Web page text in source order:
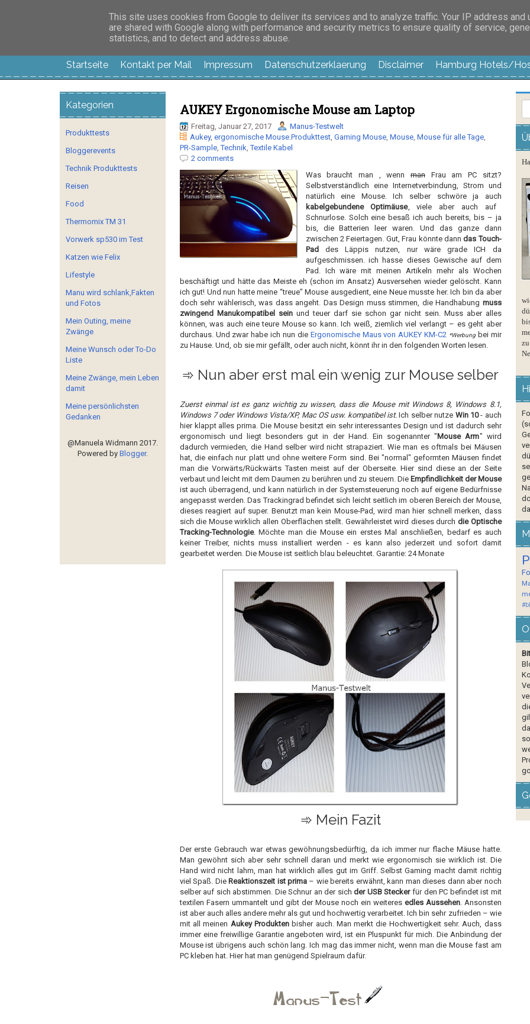
Manus Testwelt, alles außer langweilig
Startseite Kontakt per Mail Impressum Datenschutzerklaerung Disclaimer Hamburg Hotels/
AUKEY Ergonomische Mouse am Laptop
Freitag, Januar 27, 2017
Manus-Testwelt
Aukey, ergonomische Mouse.Produkttest, Gaming Mouse, Mouse, Mouse für alle Tage,
PR-Sample,Technik,Textile Kabel
2 comments
Was braucht man , wenn man Frau am PC sitzt?
Selbstverständlich eine Internetverbindung, Strom und
natürlich eine Mouse. Ich selber schwöre ja auch
kabelgebundene Optimäuse, viele aber auch auf
Schnurlose. Solch eine besaß ich auch bereits, bis – ja
bis, die Batterien leer waren. Und das ganze dann
zwischen 2 Feiertagen. Gut, Frau könnte danndas Touch-
Paddes Läppis nutzen, nur wäre grade ICH da
aufgeschmissen. ich hasse dieses Gewische auf dem
Pad. Ich wäre mit meinen Artikeln mehr als Wochen
beschäftigt und hätte das Meiste eh (schon im Ansatz) Ausversehen wieder gelöscht. Kann
ich gut! Und nun hatte meine “treue” Mouse ausgedient, eine Neue musste her. Ich bin da aber
doch sehr wählerisch, was dass angeht. Das Design muss stimmen, die Handhabung muss
zwingend Manukompatibel seinund teuer darf sie schon gar nicht sein. Muss aber alles
können, was auch eine teure Mouse so kann. Ich weiß, ziemlich viel verlangt – es geht aber
durchaus. Und zwar habe ich nun die Ergonomische Maus von AUKEY KM-C2 *Werbungbei mir
zu Hause. Und, ob sie mir gefällt, oder auch nicht, könnt ihr in den folgenden Worten lesen.
➾ Nun aber erst mal ein wenig zur Mouse selber
Zuerst einmal ist es ganz wichtig zu wissen, dass die Mouse mit Windows 8, Windows 8.1,
Windows 7 oder Windows Vista/XP, Mac OS usw. kompatibel ist. Ich selber nutze Win 10- auch
hier klappt alles prima. Die Mouse besitzt ein sehr interessantes Design und ist dadurch sehr
ergonomisch und liegt besonders gut in der Hand. Ein sogenannter " Mouse Arm" wird
dadurch vermieden, die Hand selber wird nicht strapaziert. Wie man es oftmals bei Mäusen
hat, die einfach nur platt und ohne weitere Form sind. Bei "normal" geformten Mäusen findet
man die Vorwärts/Rückwärts Tasten meist auf der Oberseite. Hier sind diese an der Seite
verbaut und leicht mit dem Daumen zu berühren und zu steuern. Die Empfindlichkeit der Mouse
ist auch überragend, und kann natürlich in der Systemsteuerung noch auf eigene Bedürfnisse
angepasst werden. Das Trackingrad befindet sich leicht seitlich im oberen Bereich der Mouse,
dieses reagiert auf super. Benutzt man kein Mouse-Pad, wird man hier schnell merken, dass
sich die Mouse wirklich allen Oberflächen stellt. Gewährleistet wird dieses durchdie Optische
Tracking-Technologie. Möchte man die Mouse ein erstes Mal anschließen, bedarf es auch
keiner Treiber, nichts muss installiert werden - es kann also jederzeit und sofort damit
gearbeitet werden. Die Mouse ist seitlich blau beleuchtet. Garantie: 24 Monate
➾ Mein Fazit
Der erste Gebrauch war etwas gewöhnungsbedürftig, da ich immer nur flache Mäuse hatte.
Man gewöhnt sich aber sehr schnell daran und merkt wie ergonomisch sie wirklich ist. Die
Hand wird nicht lahm, man hat wirklich alles gut im Griff. Selbst Gaming macht damit richtig
viel Spaß. Die Reaktionszeit ist prima – wie bereits erwähnt, kann man dieses dann aber noch
selber auf sich abstimmen. Die Schnur an der sichder USB Steckerfür den PC befindet ist mit
textilen Fasern ummantelt und gibt der Mouse noch ein weiteres edles Aussehen. Ansonsten
ist aber auch alles andere mehr als gut und hochwertig verarbeitet. Ich bin sehr zufrieden – wie
mit all meinen Aukey Produktenbisher auch. Man merkt die Hochwertigkeit sehr. Auch, dass
immer eine freiwillige Garantie angeboten wird, ist ein Pluspunkt für mich. Die Anbindung der
Mouse ist übrigens auch schön lang. Ich mag das immer nicht, wenn man die Mouse fast am
PC kleben hat. Hier hat man genügend Spielraum dafür.
Kategorien
Produkttests
Bloggerevents
Technik Produkttests
Reisen
Food
Thermomix TM 31
Vorwerk sp530 im Test
Katzen wie Felix
Lifestyle
Manu wird schlank,Fakten
und Fotos
Mein Outing, meine
Zwänge
Meine Wunsch oder To-Do
Liste
Meine Zwänge, mein Leben
damit
Meine persönlichsten
Gedanken
@Manuela Widmann 2017.
Powered by Blogger.
This site uses cookies from Google to deliver its services and to analyze traffic. Your IP address and
are shared with Google along with performance and security metrics to ensure quality of service,
statistics, and to detect and address abuse.